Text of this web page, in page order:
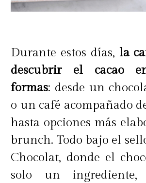
Durante estos días, la
descubrir el cacao
formas: desde un
o un café acompañado
hasta opciones más
brunch. Todo bajo el
Chocolat, donde el
solo un